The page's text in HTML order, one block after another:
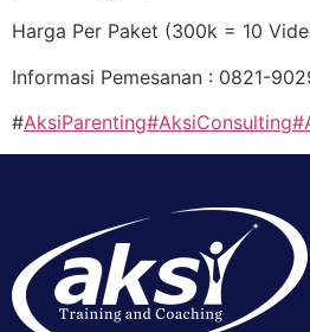
Harga Per Paket (300k = 10
Informasi Pemesanan : 0821-
#AksiParenting#AksiConsulting